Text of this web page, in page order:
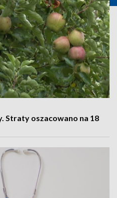
Straty oszacowano na 18